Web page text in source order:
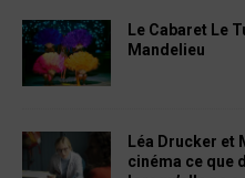
Le Cabaret Le
Mandelieu
Léa Drucker et
cinéma ce que